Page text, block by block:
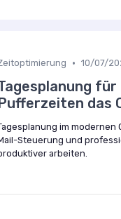
• 10/07/
für
das
im modernen
Steuerung und
arbeiten.